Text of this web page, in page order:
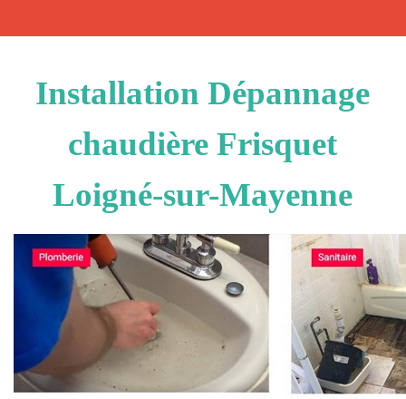
Installation Dépannage
chaudière Frisquet
Loigné-sur-Mayenne